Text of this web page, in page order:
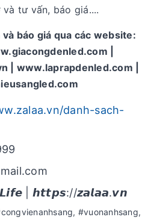
tư vấn, báo giá....
báo giá qua các website:
|
| www.laprapdenled.com |
danh-sach-
| 𝙝𝙩𝙩𝙥𝙨://𝙯𝙖𝙡𝙖𝙖.𝙫𝙣
#vuonanhsang,